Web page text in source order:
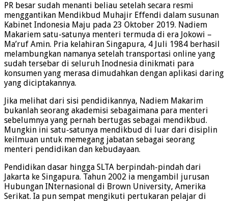
PR besar sudah menanti beliau setelah secara resmi
menggantikan Mendikbud Muhajir Effendi dalam susunan
Kabinet Indonesia Maju pada 23 Oktober 2019. Nadiem
Makariem satu-satunya menteri termuda di era Jokowi –
Ma’ruf Amin. Pria kelahiran Singapura, 4 Juli 1984 berhasil
melambungkan namanya setelah transportasi online yang
sudah tersebar di seluruh Inodnesia dinikmati para
konsumen yang merasa dimudahkan dengan aplikasi daring
yang diciptakannya.
Jika melihat dari sisi pendidikannya, Nadiem Makarim
bukanlah seorang akademisi sebagaimana para menteri
sebelumnya yang pernah bertugas sebagai mendikbud.
Mungkin ini satu-satunya mendikbud di luar dari disiplin
keilmuan untuk memegang jabatan sebagai seorang
menteri pendidikan dan kebudayaan.
Pendidikan dasar hingga SLTA berpindah-pindah dari
Jakarta ke Singapura. Tahun 2002 ia mengambil jurusan
Hubungan INternasional di Brown University, Amerika
Serikat. Ia pun sempat mengikuti pertukaran pelajar di